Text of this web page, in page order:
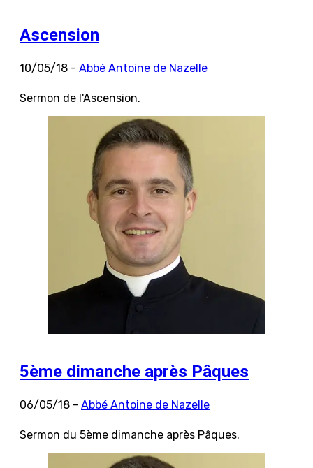
Ascension
10/05/18 - Abbé Antoine de Nazelle
Sermon de l'Ascension.
5ème dimanche après Pâques
06/05/18 - Abbé Antoine de Nazelle
Sermon du 5ème dimanche après Pâques.